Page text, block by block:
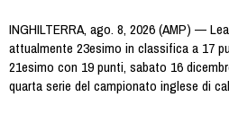
INGHILTERRA, ago. 8, 2026 (AMP) —
attualmente 23esimo in classifica a 17
21esimo con 19 punti, sabato 16
quarta serie del campionato inglese di